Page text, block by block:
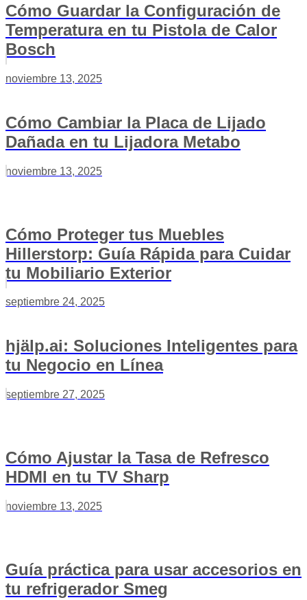
Cómo Guardar la Configuración de
Temperatura en tu Pistola de Calor
Bosch
noviembre 13, 2025
Cómo Cambiar la Placa de Lijado
Dañada en tu Lijadora Metabo
noviembre 13, 2025
Cómo Proteger tus Muebles
Hillerstorp: Guía Rápida para Cuidar
tu Mobiliario Exterior
septiembre 24, 2025
hjälp.ai: Soluciones Inteligentes para
tu Negocio en Línea
septiembre 27, 2025
Cómo Ajustar la Tasa de Refresco
HDMI en tu TV Sharp
noviembre 13, 2025
Guía práctica para usar accesorios en
tu refrigerador Smeg